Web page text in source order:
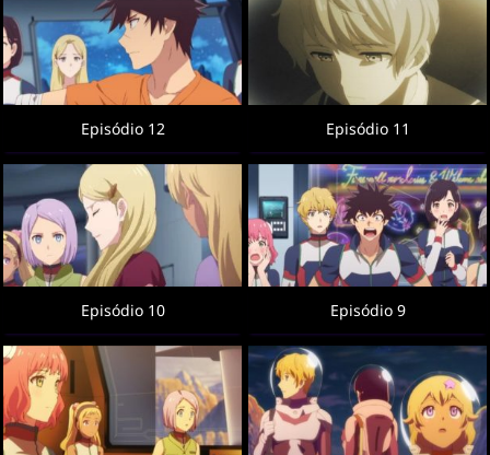
Episódio 12 Episódio 11
Episódio 10 Episódio 9